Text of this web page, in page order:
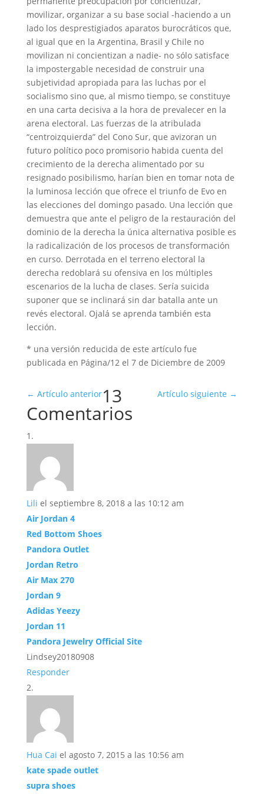
movilizar, organizar a su base social -haciendo a un
lado los desprestigiados aparatos burocráticos que,
al igual que en la Argentina, Brasil y Chile no
movilizan ni concientizan a nadie- no sólo satisface
la impostergable necesidad de construir una
subjetividad apropiada para las luchas por el
socialismo sino que, al mismo tiempo, se constituye
en una carta decisiva a la hora de prevalecer en la
arena electoral. Las fuerzas de la atribulada
“centroizquierda” del Cono Sur, que avizoran un
futuro político poco promisorio habida cuenta del
crecimiento de la derecha alimentado por su
resignado posibilismo, harían bien en tomar nota de
la luminosa lección que ofrece el triunfo de Evo en
las elecciones del domingo pasado. Una lección que
demuestra que ante el peligro de la restauración del
dominio de la derecha la única alternativa posible es
la radicalización de los procesos de transformación
en curso. Derrotada en el terreno electoral la
derecha redoblará su ofensiva en los múltiples
escenarios de la lucha de clases. Sería suicida
suponer que se inclinará sin dar batalla ante un
revés electoral. Ojalá se aprenda también esta
lección.
* una versión reducida de este artículo fue
publicada en Página/12 el 7 de Diciembre de 2009
← Artículo anterior Artículo siguiente →
13
Comentarios
Lili el septiembre 8, 2018 a las 10:12 am
Air Jordan 4
Red Bottom Shoes
Pandora Outlet
Jordan Retro
Air Max 270
Jordan 9
Adidas Yeezy
Jordan 11
Pandora Jewelry Official Site
Lindsey20180908
Responder
Hua Cai el agosto 7, 2015 a las 10:56 am
kate spade outlet
supra shoes